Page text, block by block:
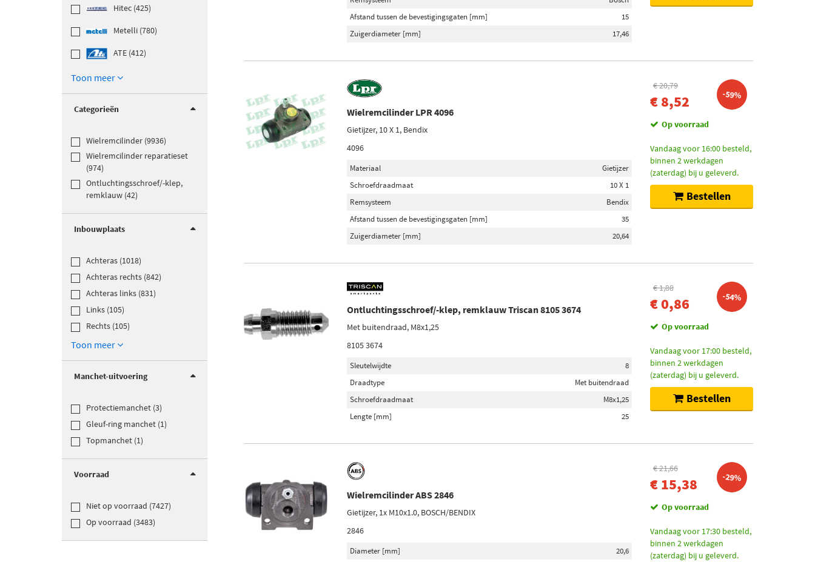
Hitec (425)
Metelli (780)
ATE (412)
Toon meer
Categorieën
Wielremcilinder (9936)
Wielremcilinder reparatieset
(974)
Ontluchtingsschroef/-klep,
remklauw (42)
Inbouwplaats
Achteras (1018)
Achteras rechts (842)
Achteras links (831)
Links (105)
Rechts (105)
Toon meer
Manchet-uitvoering
Protectiemanchet (3)
Gleuf-ring manchet (1)
Topmanchet (1)
Voorraad
Niet op voorraad (7427)
Op voorraad (3483)
Afstand tussen de bevestigingsgaten [mm]
15
Zuigerdiameter [mm]
17,46
Wielremcilinder LPR 4096
Gietijzer, 10 X 1, Bendix
4096
Materiaal
Gietijzer
Schroefdraadmaat
10 X 1
Remsysteem
Bendix
Afstand tussen de bevestigingsgaten [mm]
35
Zuigerdiameter [mm]
20,64
€ 20,79
€ 8,52 -59%
Op voorraad
Vandaag voor 16:00 besteld,
binnen 2 werkdagen
(zaterdag) bij u geleverd.
Bestellen
Ontluchtingsschroef/-klep, remklauw Triscan 8105 3674
Met buitendraad, M8x1,25
8105 3674
Sleutelwijdte
8
Draadtype
Met buitendraad
Schroefdraadmaat
M8x1,25
Lengte [mm]
25
€ 1,88
€ 0,86 -54%
Op voorraad
Vandaag voor 17:00 besteld,
binnen 2 werkdagen
(zaterdag) bij u geleverd.
Bestellen
Wielremcilinder ABS 2846
Gietijzer, 1x M10x1.0, BOSCH/BENDIX
2846
Diameter [mm]
20,6
€ 21,66
€ 15,38 -29%
Op voorraad
Vandaag voor 17:30 besteld,
binnen 2 werkdagen
(zaterdag) bij u geleverd.